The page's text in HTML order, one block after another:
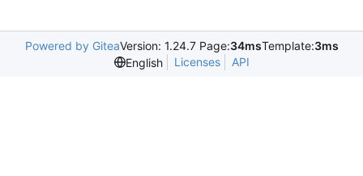
Powered by GiteaVersion: 1.24.7 Page:34msTemplate:3ms
English
Licenses API